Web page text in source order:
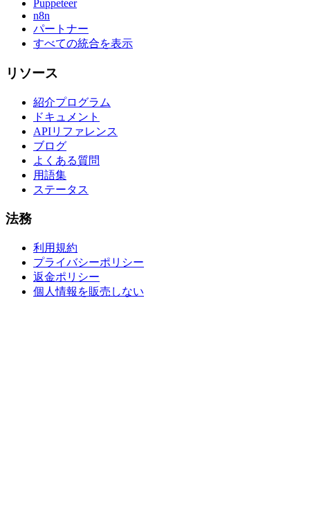
Puppeteer
n8n
パートナー
すべての統合を表示
リソース
紹介プログラム
ドキュメント
APIリファレンス
ブログ
よくある質問
用語集
ステータス
法務
利用規約
プライバシーポリシー
返金ポリシー
個人情報を販売しない